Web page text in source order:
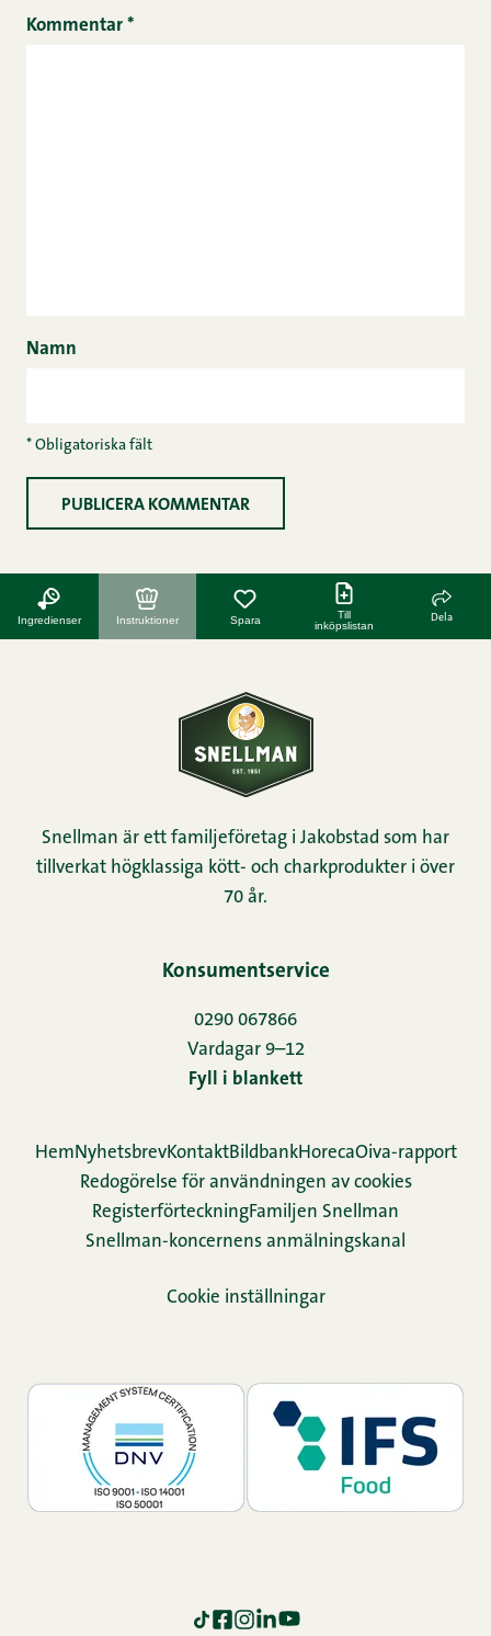
Kommentar *
Namn
* Obligatoriska fält
Ingredienser Instruktioner Spara
Till
inköpslistan
Dela
Snellman är ett familjeföretag i Jakobstad som har
tillverkat högklassiga kött- och charkprodukter i över
70 år.
Konsumentservice
0290 067866
Vardagar 9–12
Fyll i blankett
HemNyhetsbrevKontaktBildbankHorecaOiva-rapport
Redogörelse för användningen av cookies
Re­gis­ter­för­teck­ningFamiljen Snellman
Snellman-koncernens anmälningskanal
Cookie inställningar
TikTok
Facebook
Instagram
LinkedIn
YouTube